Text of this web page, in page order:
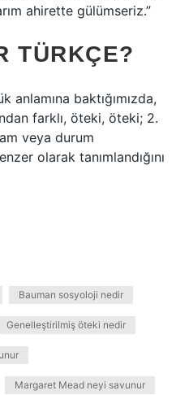
ahirette gülümseriz.”
TÜRKÇE?
anlamına baktığımızda,
farklı, öteki, öteki; 2.
veya durum
olarak tanımlandığını
Bauman sosyoloji nedir
Genelleştirilmiş öteki nedir
Margaret Mead neyi savunur